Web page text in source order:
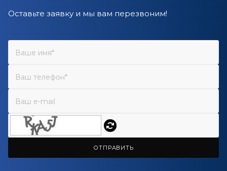
Оставьте заявку и мы вам перезвоним!
ОТПРАВИТЬ